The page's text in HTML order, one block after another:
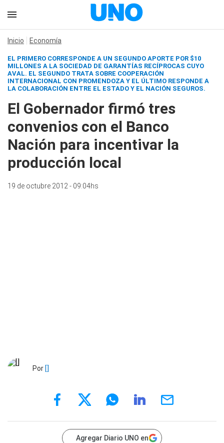
Inicio Economía
EL PRIMERO CORRESPONDE A UN SEGUNDO APORTE POR $10
MILLONES A LA SOCIEDAD DE GARANTÍAS RECÍPROCAS CUYO
AVAL. EL SEGUNDO TRATA SOBRE COOPERACIÓN
INTERNACIONAL CON PROMENDOZA Y EL ÚLTIMO RESPONDE A
LA COLABORACIÓN ENTRE EL ESTADO Y EL NACIÓN SEGUROS.
El Gobernador firmó tres
convenios con el Banco
Nación para incentivar la
producción local
19 de octubre 2012 - 09:04hs
Por []
Agregar Diario UNO en